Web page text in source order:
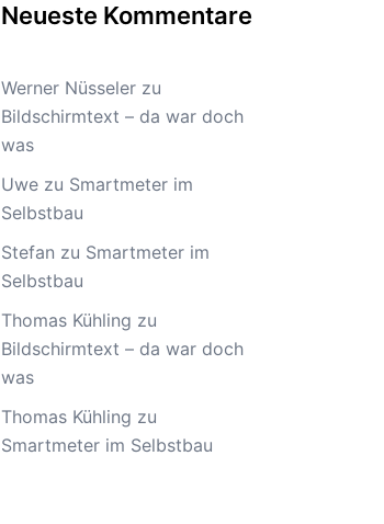
Neueste Kommentare
Werner Nüsselerzu
Bildschirmtext – da war doch
was
Uwezu Smartmeter im
Selbstbau
Stefan zu Smartmeter im
Selbstbau
Thomas Kühling zu
Bildschirmtext – da war doch
was
Thomas Kühling zu
Smartmeter im Selbstbau